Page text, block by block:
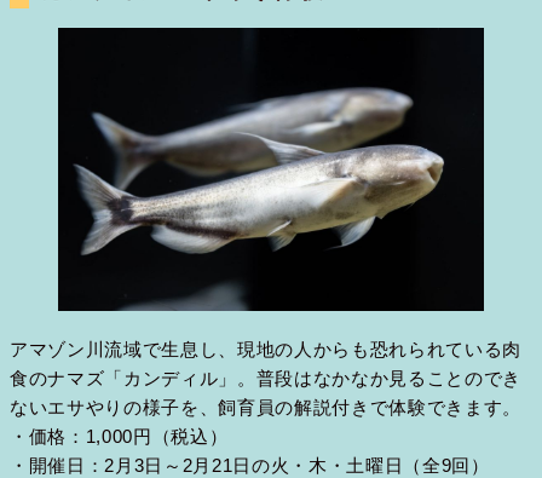
アマゾン川流域で生息し、現地の人からも恐れられている肉
食のナマズ「カンディル」。普段はなかなか見ることのでき
ないエサやりの様子を、飼育員の解説付きで体験できます。
・価格：1,000円（税込）
・開催日：2月3日～2月21日の火・木・土曜日（全9回）